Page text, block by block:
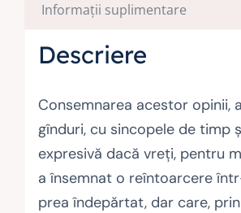
Informații suplimentare
Descriere
Consemnarea acestor opinii,
gînduri, cu sincopele de timp
expresivă dacă vreţi, pentru
a însemnat o reîntoarcere
prea îndepărtat, dar care,